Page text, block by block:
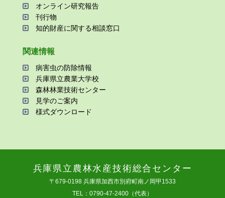
オンライン研究報告
刊⾏物
知的財産に関する相談窓⼝
関連情報
病害⾍の防除情報
兵庫県⽴農業⼤学校
森林林業技術センター
⾒学のご案内
様式ダウンロード
兵庫県⽴農林⽔産技術総合センター
〒679-0198 兵庫県加⻄市別府町南ノ岡甲1533
TEL：0790-47-2400（代表）